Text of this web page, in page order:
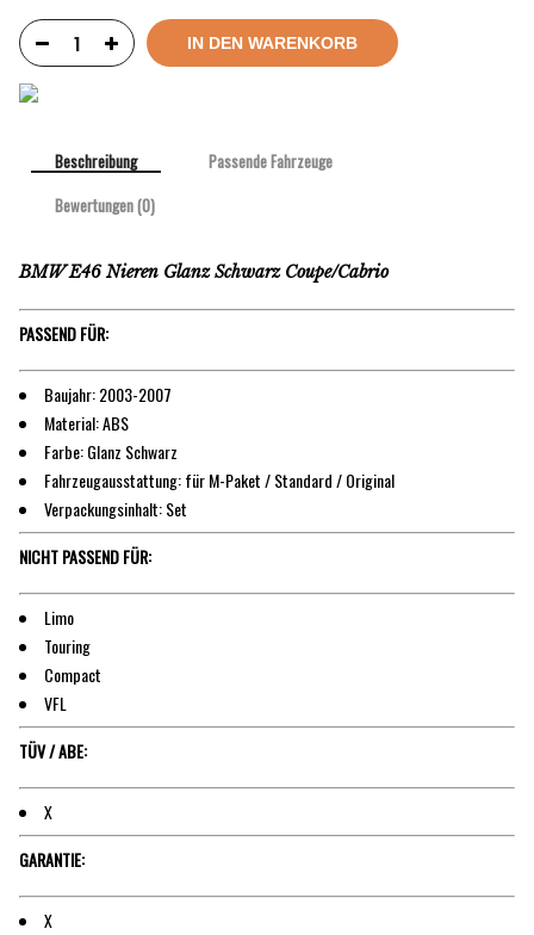
IN DEN WARENKORB
Beschreibung
Passende Fahrzeuge
Bewertungen (0)
BMW E46 Nieren Glanz Schwarz Coupe/Cabrio
PASSEND FÜR:
Baujahr: 2003-2007
Material: ABS
Farbe: Glanz Schwarz
Fahrzeugausstattung: für M-Paket / Standard / Original
Verpackungsinhalt: Set
NICHT PASSEND FÜR:
Limo
Touring
Compact
VFL
TÜV / ABE:
X
GARANTIE:
X